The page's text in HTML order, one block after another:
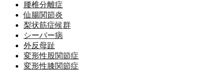
腰椎分離症
仙腸関節炎
梨状筋症候群
シーバー病
外反母趾
変形性股関節症
変形性膝関節症